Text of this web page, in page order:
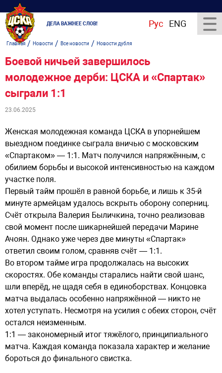
ДЕЛА ВАЖНЕЕ СЛОВ! Рус ENG
Главная/ Новости / Все новости / Новости дубля
Боевой ничьей завершилось
молодежное дерби: ЦСКА и «Спартак»
сыграли 1:1
23.06.2025
Женская молодежная команда ЦСКА в упорнейшем
выездном поединке сыграла вничью с московским
«Спартаком» — 1:1. Матч получился напряжённым, с
обилием борьбы и высокой интенсивностью на каждом
участке поля.
Первый тайм прошёл в равной борьбе, и лишь к 35-й
минуте армейцам удалось вскрыть оборону соперниц.
Счёт открыла Валерия Быличкина, точно реализовав
свой момент после шикарнейшей передачи Марине
Ачоян. Однако уже через две минуты «Спартак»
ответил своим голом, сравняв счёт — 1:1.
Во втором тайме игра продолжалась на высоких
скоростях. Обе команды старались найти свой шанс,
шли вперёд, не щадя себя в единоборствах. Концовка
матча выдалась особенно напряжённой — никто не
хотел уступать. Несмотря на усилия с обеих сторон, счёт
остался неизменным.
1:1 — закономерный итог тяжёлого, принципиального
матча. Каждая команда показала характер и желание
бороться до финального свистка.